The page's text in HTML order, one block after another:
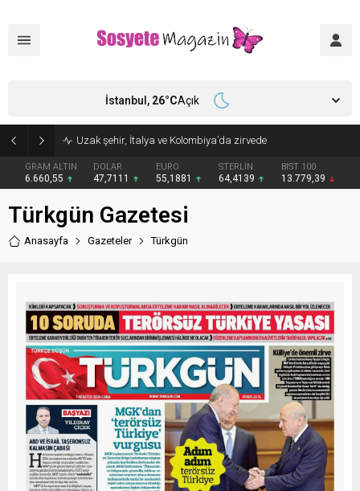
Uzak şehir, İtalya ve Kolombiya’da zirvede
GRAM ALTIN
6.660,55
DOLAR
47,7111
EURO
55,1881
STERLİN
64,4139
BIST 100
13.779,39
İstanbul, 26°CAçık
Türkgün Gazetesi
Anasayfa Gazeteler Türkgün